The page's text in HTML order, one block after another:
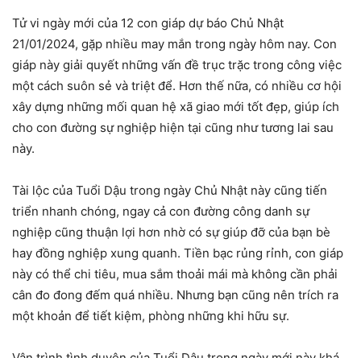
Tử vi ngày mới của 12 con giáp dự báo Chủ Nhật
21/01/2024, gặp nhiều may mắn trong ngày hôm nay. Con
giáp này giải quyết những vấn đề trục trặc trong công việc
một cách suôn sẻ và triệt để. Hơn thế nữa, có nhiều cơ hội
xây dựng những mối quan hệ xã giao mới tốt đẹp, giúp ích
cho con đường sự nghiệp hiện tại cũng như tương lai sau
này.
Tài lộc của Tuổi Dậu trong ngày Chủ Nhật này cũng tiến
triển nhanh chóng, ngay cả con đường công danh sự
nghiệp cũng thuận lợi hơn nhờ có sự giúp đỡ của bạn bè
hay đồng nghiệp xung quanh. Tiền bạc rủng rỉnh, con giáp
này có thể chi tiêu, mua sắm thoải mái mà không cần phải
cân đo đong đếm quá nhiều. Nhưng bạn cũng nên trích ra
một khoản để tiết kiệm, phòng những khi hữu sự.